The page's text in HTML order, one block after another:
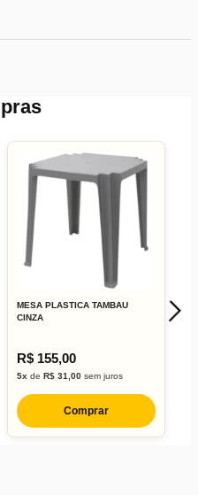
MESA PLASTICA TAMBAU
CINZA
R$ 155,00
5x deR$ 31,00 sem juros
Comprar